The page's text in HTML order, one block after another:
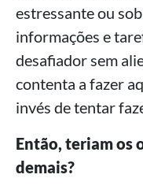
estressante ou
informações e
desafiador sem
contenta a fazer
invés de tentar
Então, teriam os
demais?